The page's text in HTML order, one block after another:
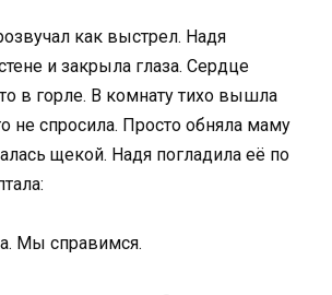
как выстрел. Надя
и закрыла глаза. Сердце
в горле. В комнату тихо вышла
не спросила. Просто обняла маму
щекой. Надя погладила её по
Мы справимся.